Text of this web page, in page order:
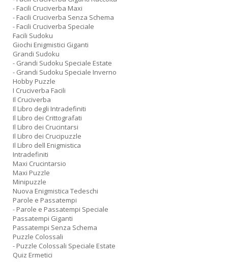
- Facili Cruciverba Maxi
- Facili Cruciverba Senza Schema
- Facili Cruciverba Speciale
Facili Sudoku
Giochi Enigmistici Giganti
Grandi Sudoku
- Grandi Sudoku Speciale Estate
- Grandi Sudoku Speciale Inverno
Hobby Puzzle
I Cruciverba Facili
Il Cruciverba
Il Libro degli Intradefiniti
Il Libro dei Crittografati
Il Libro dei Crucintarsi
Il Libro dei Crucipuzzle
Il Libro dell Enigmistica
Intradefiniti
Maxi Crucintarsio
Maxi Puzzle
Minipuzzle
Nuova Enigmistica Tedeschi
Parole e Passatempi
- Parole e Passatempi Speciale
Passatempi Giganti
Passatempi Senza Schema
Puzzle Colossali
- Puzzle Colossali Speciale Estate
Quiz Ermetici